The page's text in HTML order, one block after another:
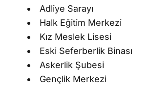
Adliye Sarayı
Halk Eğitim Merkezi
Kız Meslek Lisesi
Eski Seferberlik Binası
Askerlik Şubesi
Gençlik Merkezi